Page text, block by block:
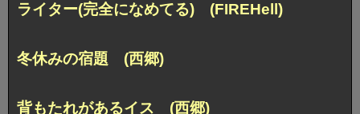
ライター(完全になめてる) (FIREHell)
冬休みの宿題 (西郷)
背もたれがあるイス (西郷)